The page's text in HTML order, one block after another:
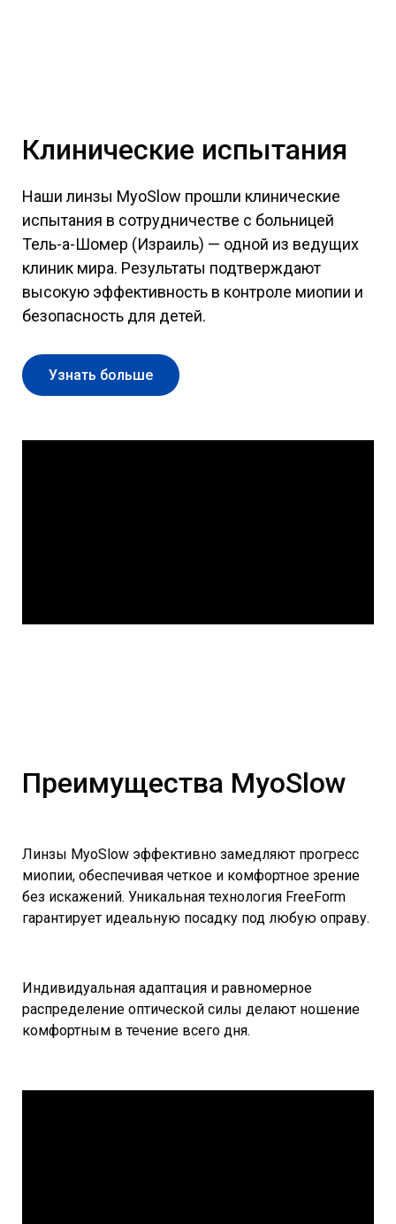
Клинические испытания
Наши линзы MyoSlow прошли клинические
испытания в сотрудничестве с больницей
Тель-а-Шомер (Израиль) — одной из ведущих
клиник мира. Результаты подтверждают
высокую эффективность в контроле миопии и
безопасность для детей.
Узнать больше
Преимущества MyoSlow
Линзы MyoSlow эффективно замедляют прогресс
миопии, обеспечивая четкое и комфортное зрение
без искажений. Уникальная технология FreeForm
гарантирует идеальную посадку под любую оправу.
Индивидуальная адаптация и равномерное
распределение оптической силы делают ношение
комфортным в течение всего дня.